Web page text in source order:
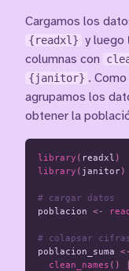
Cargamos los
{readxl} y luego
columnas con
{janitor} .
agrupamos los
obtener la
library ( readxl )
library ( janitor)
# cargar datos
poblacion <-
# colapsar
poblacion_suma <-
clean_names ()